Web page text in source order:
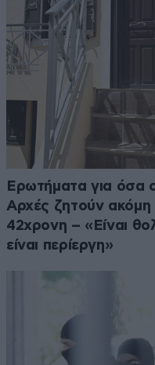
Ερωτήματα για όσα
Αρχές ζητούν ακόμη
42χρονη – «Είναι
είναι περίεργη»